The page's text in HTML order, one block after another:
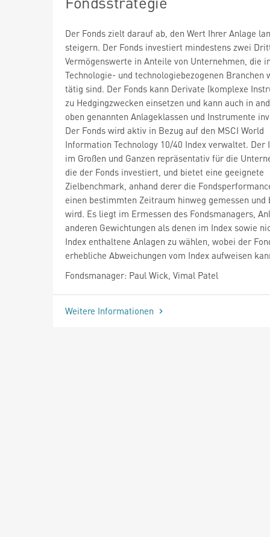
Der Fonds zielt darauf ab, den Wert Ihrer Anlage
steigern. Der Fonds investiert mindestens zwei
Vermögenswerte in Anteile von Unternehmen, die
Technologie- und technologiebezogenen Branchen
tätig sind. Der Fonds kann Derivate (komplexe
zu Hedgingzwecken einsetzen und kann auch in
oben genannten Anlageklassen und Instrumente
Der Fonds wird aktiv in Bezug auf den MSCI World
Information Technology 10/40 Index verwaltet. Der
im Großen und Ganzen repräsentativ für die
die der Fonds investiert, und bietet eine geeignete
Zielbenchmark, anhand derer die
einen bestimmten Zeitraum hinweg gemessen und
wird. Es liegt im Ermessen des Fondsmanagers,
anderen Gewichtungen als denen im Index sowie
Index enthaltene Anlagen zu wählen, wobei der
erhebliche Abweichungen vom Index aufweisen
Fondsmanager: Paul Wick, Vimal Patel
Weitere Informationen